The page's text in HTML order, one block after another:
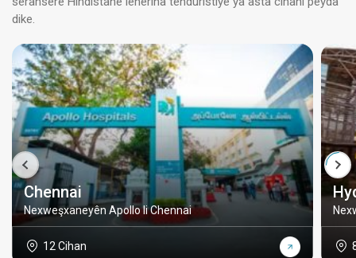
dike.
Chennai
Nexweşxaneyên Apollo li Chennai
12 Cihan